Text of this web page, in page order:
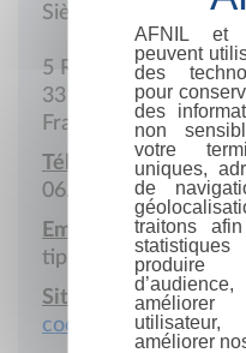
Siège social
5 Rue des
33170 Gradignan
France
Téléphone portable :
06.12.68.35.75
Email :
Site Internet :
coop.tierslieux.net
AFNIL et
peuvent
des
pour
des
non
votre
uniques,
de
traitons
produire
améliorer